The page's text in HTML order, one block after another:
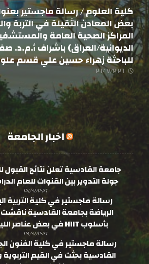
كلية العلوم / رسالة ماجستير
بعض المعادن الثقيلة في التربة
المراكز الصحية العامة
الديوانية/العراق) باشراف أ.م.د.
للباحثة زهراء حسين علي قسم
٢٦/٠٧/٢٠٢٦
اخبار الجامعة
جامعة القادسية تعلن نتائج القبول
جولة التدوير بين القنوات للعام الدراسي
٣١/٠٧/٢٠٢٦
رسالة ماجستير في كلية التربية
الرياضة بجامعة القادسية ناقشت
بأسلوب HIIT في بعض عناصر اللياقة البدنية
٢٨/٠٧/٢٠٢٦
رسالة ماجستير في كلية الفنون
القادسية بحثت في القيم